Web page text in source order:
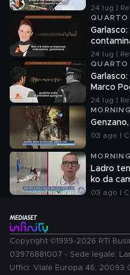
24 lug |
QUARTO
24 lug |
QUARTO
Marco
24 lug |
03 ago |
Ladro
ko da
03 ago |
Copyright ©1999-2026 RTI
03976881007 - Sede legale:
Uffici: Viale Europa 46, 20093